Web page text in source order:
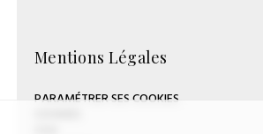
Mentions Légales
PARAMÉTRER SES COOKIES